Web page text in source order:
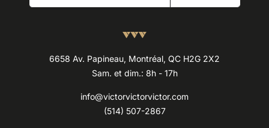
6658 Av. Papineau, Montréal, QC H2G 2X2
Sam. et dim.: 8h - 17h
info@victorvictorvictor.com
(514) 507-2867